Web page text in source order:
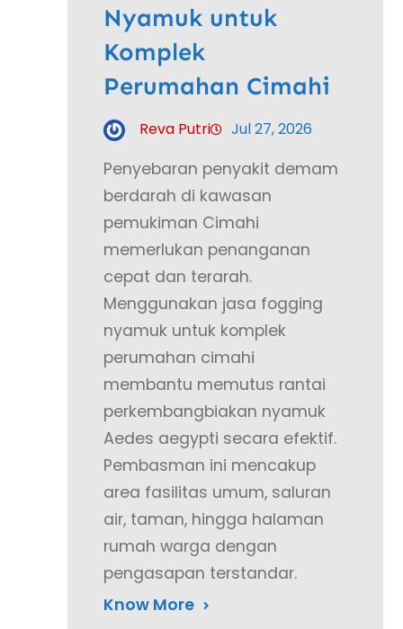
Nyamuk untuk
Komplek
Perumahan Cimahi
Reva Putri Jul 27, 2026
Penyebaran penyakit demam
berdarah di kawasan
pemukiman Cimahi
memerlukan penanganan
cepat dan terarah.
Menggunakan jasa fogging
nyamuk untuk komplek
perumahan cimahi
membantu memutus rantai
perkembangbiakan nyamuk
Aedes aegypti secara efektif.
Pembasman ini mencakup
area fasilitas umum, saluran
air, taman, hingga halaman
rumah warga dengan
pengasapan terstandar.
Know More